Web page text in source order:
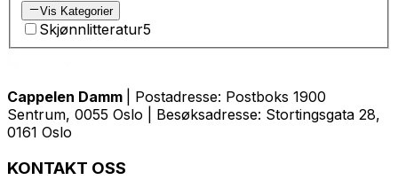
Vis Kategorier
Skjønnlitteratur5
Cappelen Damm
| Postadresse: Postboks 1900
Sentrum, 0055 Oslo | Besøksadresse: Stortingsgata 28,
0161 Oslo
KONTAKT OSS